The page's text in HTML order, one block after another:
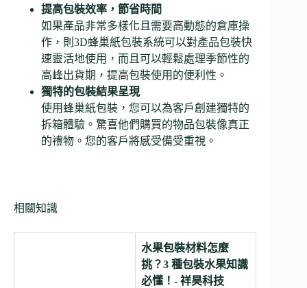
提高包裝效率，節省時間
如果產品非常多樣化且需要高動態的倉庫操
作，則3D蜂巢紙包裝系統可以對產品包裝快
速靈活地使用，而且可以輕鬆處理季節性的
高峰出貨期，提高包裝使用的便利性。
獨特的包裝結果呈現
使用蜂巢紙包裝，您可以為客戶創建獨特的
拆箱體驗。驚喜他們購買的物品包裝像真正
的禮物。您的客戶將感受備受重視。
相關知識
水果包裝材料怎麼
挑？3 種包裝水果知識
必懂！- 祥昊科技